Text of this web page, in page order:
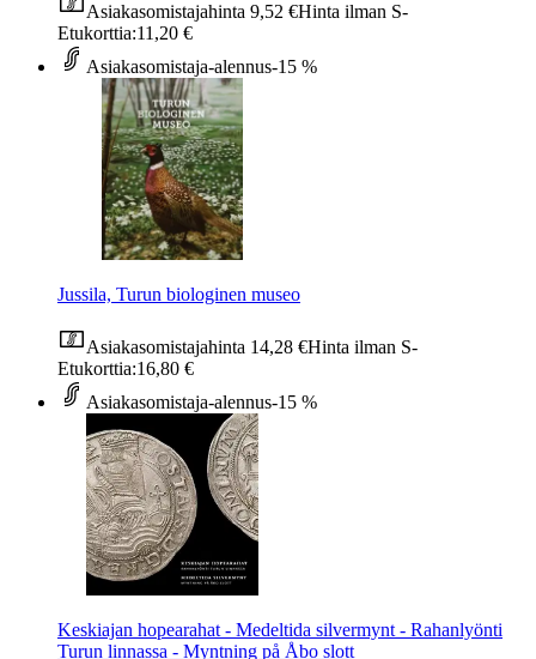
Asiakasomistajahinta 9,52 €Hinta ilman S-
Etukorttia:11,20 €
Asiakasomistaja-alennus-15 %
Jussila, Turun biologinen museo
Asiakasomistajahinta 14,28 €Hinta ilman S-
Etukorttia:16,80 €
Asiakasomistaja-alennus-15 %
Keskiajan hopearahat - Medeltida silvermynt - Rahanlyönti
Turun linnassa - Myntning på Åbo slott